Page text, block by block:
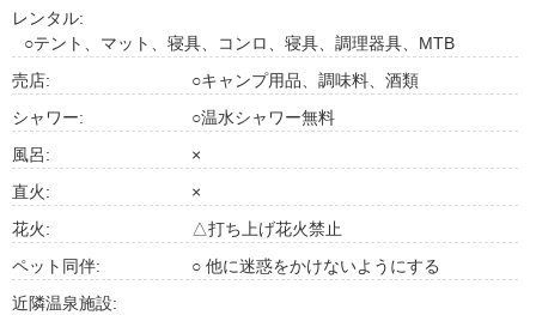
レンタル:
○テント、マット、寝具、コンロ、寝具、調理器具、MTB
売店:
○キャンプ用品、調味料、酒類
シャワー:
○温水シャワー無料
風呂:
×
直火:
×
花火:
△打ち上げ花火禁止
ペット同伴:
○ 他に迷惑をかけないようにする
近隣温泉施設: